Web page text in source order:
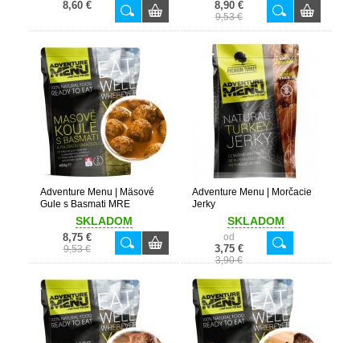
8,60 € 8,90 €
9,53 €
Adventure Menu | Mäsové
Gule s Basmati MRE
SKLADOM
8,75 €
9,53 €
Adventure Menu | Morčacie
Jerky
SKLADOM
od
3,75 €
3,90 €